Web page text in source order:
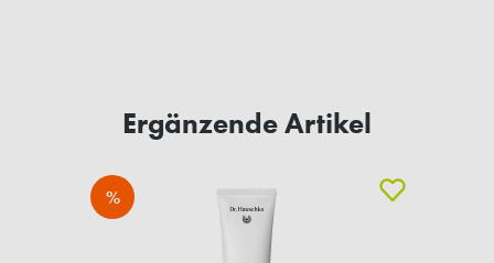
Ergänzende Artikel
%